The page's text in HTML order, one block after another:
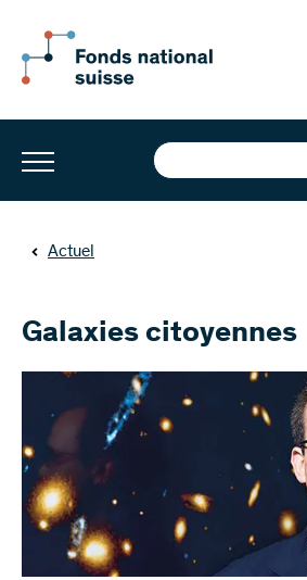
Actuel
Galaxies citoyennes